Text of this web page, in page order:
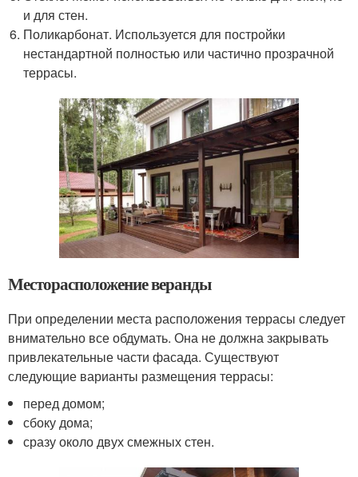
и для стен.
Поликарбонат. Используется для постройки
нестандартной полностью или частично прозрачной
террасы.
Месторасположение веранды
При определении места расположения террасы следует
внимательно все обдумать. Она не должна закрывать
привлекательные части фасада. Существуют
следующие варианты размещения террасы:
перед домом;
сбоку дома;
сразу около двух смежных стен.